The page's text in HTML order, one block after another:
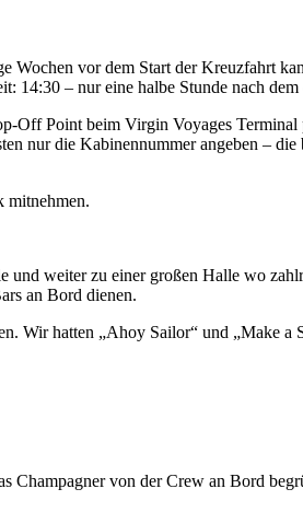
vor dem Start der Kreuzfahrt
14:30 – nur eine halbe Stunde nach
Point beim Virgin Voyages
nur die Kabinennummer angeben –
mitnehmen.
weiter zu einer großen Halle wo
an Bord dienen.
Wir hatten „Ahoy Sailor“ und „Make
von der Crew an Bord